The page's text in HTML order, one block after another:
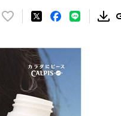
い
ね
読
み